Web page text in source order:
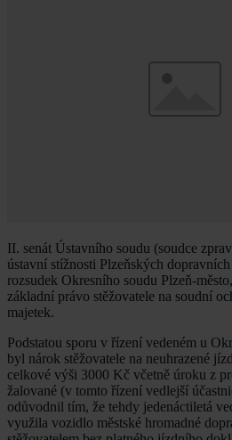
II. senát Ústavního soudu (soudce
ústavní stížnosti Plzeňských
rozsudek Okresního soudu Plzeň-
základní právo stěžovatele na soudní
majetek.
Podstatou sporu v řízení vedeném u
byl nárok stěžovatele na neuhrazené
celkové výši 3000 Kč včetně úroku z
žalované (v tomto řízení vedlejší
odůvodnil tím, že tehdy jedenáctiletá
využila vozidlo městské hromadné